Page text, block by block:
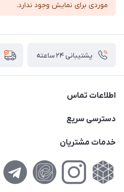
موردی برای نمایش وجود ندارد.
پشتیبانی ۲۴ ساعته
اطلاعات تماس
02177111474
کوچه گلریز 4 غربی ، پلاک 13
دسترسی سریع
حساب کاربری
لیست محصولات
خدمات مشتریان
راهنمای‌خرید‌آنلاین
حریم خصوصی